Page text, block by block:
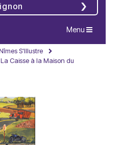
Navigation
Menu
S'Illustre
Caisse à la Maison du